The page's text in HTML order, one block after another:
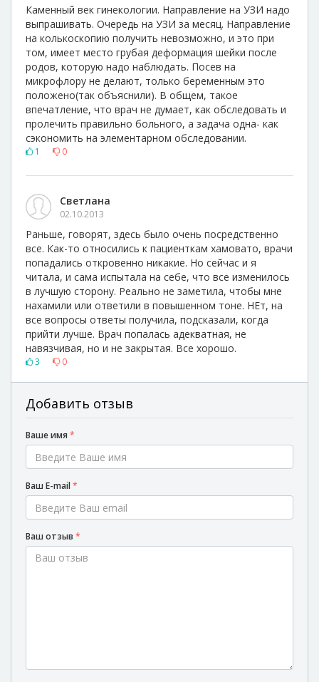
Каменный век гинекологии. Направление на УЗИ надо
выпрашивать. Очередь на УЗИ за месяц. Направление
на колькоскопию получить невозможно, и это при
том, имеет место грубая деформация шейки после
родов, которую надо наблюдать. Посев на
микрофлору не делают, только беременным это
положено(так объяснили). В общем, такое
впечатление, что врач не думает, как обследовать и
пролечить правильно больного, а задача одна- как
сэкономить на элементарном обследовании.
1 0
Светлана
02.10.2013
Раньше, говорят, здесь было очень посредственно
все. Как-то относились к пациенткам хамовато, врачи
попадались откровенно никакие. Но сейчас и я
читала, и сама испытала на себе, что все изменилось
в лучшую сторону. Реально не заметила, чтобы мне
нахамили или ответили в повышенном тоне. НЕт, на
все вопросы ответы получила, подсказали, когда
прийти лучше. Врач попалась адекватная, не
навязчивая, но и не закрытая. Все хорошо.
3 0
Добавить отзыв
Ваше имя *
Ваш E-mail*
Ваш отзыв *